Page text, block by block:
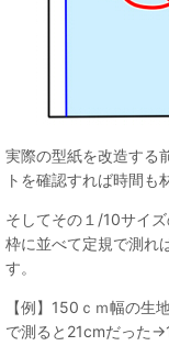
実際の型紙を改造する
トを確認すれば時間も
そしてその１/10サイ
枠に並べて定規で測れ
す。
【例】150ｃｍ幅の生
で測ると21cmだった